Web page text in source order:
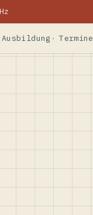
Ausbildung Termine